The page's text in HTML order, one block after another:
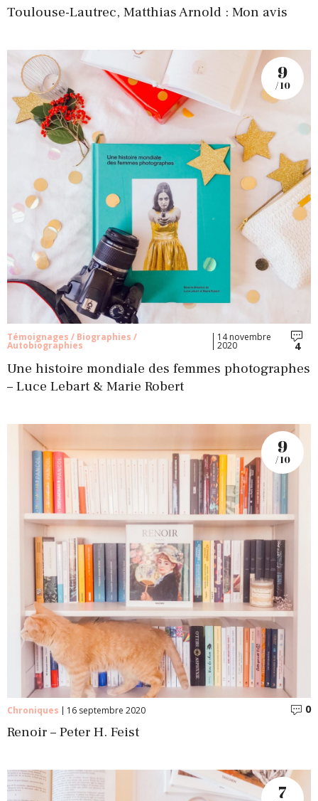
Toulouse-Lautrec, Matthias Arnold : Mon avis
Témoignages / Biographies /
Autobiographies
14 novembre
2020 4
Une histoire mondiale des femmes photographes
– Luce Lebart & Marie Robert
9
/ 10
Chroniques 16 septembre 2020 0
Renoir – Peter H. Feist
9
/ 10
7